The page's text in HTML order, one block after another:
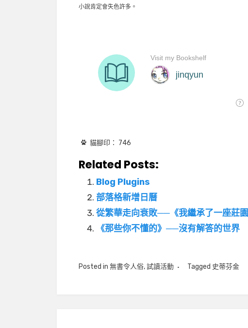
小說肯定會失色許多。
貓腳印： 746
Related Posts:
Blog Plugins
部落格新增日曆
從繁華走向衰敗──《我繼承了一座莊園
《那些你不懂的》──沒有解答的世界
Posted in 無書令人俗,試讀活動 Tagged 史蒂芬金